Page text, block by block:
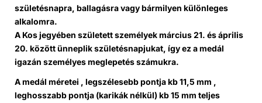
születésnapra, ballagásra vagy bármilyen különleges
alkalomra.
A Kos jegyében született személyekmárcius 21. és április
20. közöttünneplik születésnapjukat, így ez a medál
igazán személyes meglepetés számukra.
A medál méretei , legszélesebb pontjakb 11,5 mm ,
leghosszabb pontja (karikák nélkül) kb 15 mm teljes